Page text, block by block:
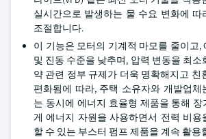
실시간으로 발생하는 물 수요 변화에 따
조절합니다.
이 기능은 모터의 기계적 마모를 줄이고,
및 진동 수준을 낮추며, 압력 변동을 최소
약 관련 정부 규제가 더욱 명확해지고 친
편화됨에 따라, 주택 소유자와 개발업체
는 동시에 에너지 효율형 제품을 통해 장
게 에너지 자원을 사용하면서 전력 비용
할 수 있는 부스터 펌프 제품을 계속 활용